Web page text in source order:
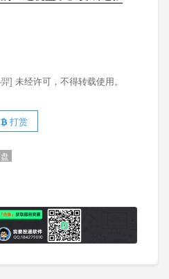
] 未经许可，不得转载使用。
打赏